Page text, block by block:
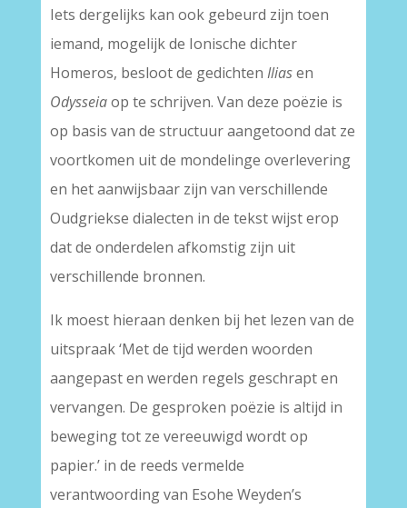
Iets dergelijks kan ook gebeurd zijn toen
iemand, mogelijk de Ionische dichter
Homeros, besloot de gedichten Iliasen
Odysseiaop te schrijven. Van deze poëzie is
op basis van de structuur aangetoond dat ze
voortkomen uit de mondelinge overlevering
en het aanwijsbaar zijn van verschillende
Oudgriekse dialecten in de tekst wijst erop
dat de onderdelen afkomstig zijn uit
verschillende bronnen.
Ik moest hieraan denken bij het lezen van de
uitspraak ‘Met de tijd werden woorden
aangepast en werden regels geschrapt en
vervangen. De gesproken poëzie is altijd in
beweging tot ze vereeuwigd wordt op
papier.’ in de reeds vermelde
verantwoording van Esohe Weyden’s